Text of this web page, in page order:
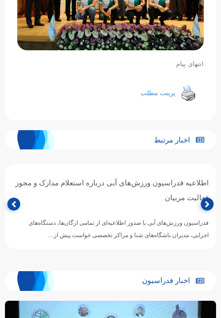
انتهای پیام
پرینت مطلب
اخبار مرتبط
اطلاعیه فدراسیون ورزش‌های آبی درباره استعلام مدارک و مجوز
فعالیت مربیان
فدراسیون ورزش‌های آبی با صدور اطلاعیه‌ای از تمامی ارگان‌ها، دستگاه‌های
اجرایی، مدیران باشگاه‌های شنا و مراکز تخصصی خواست پیش از…
اخبار فدراسیون